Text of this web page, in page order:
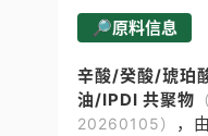
🔎原料信息
辛酸/癸酸/琥珀
油/IPDI 共聚物
20260105）
，